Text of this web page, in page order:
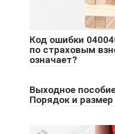
Код ошибки
по страховым
означает?
Выходное
Порядок и